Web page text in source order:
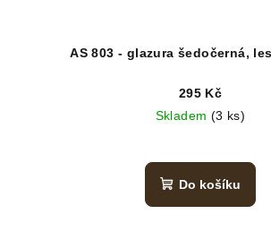
AS 803 - glazura šedočerná,
295 Kč
Skladem (3 ks)
Do košíku